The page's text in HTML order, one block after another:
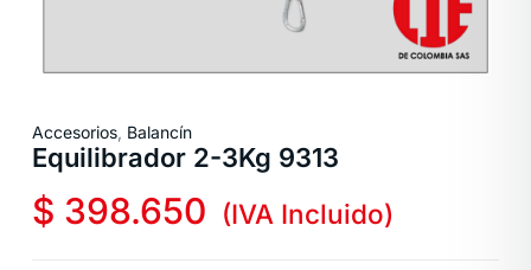
Accesorios, Balancín
Equilibrador 2-3Kg 9313
$ 398.650 (IVA Incluido)